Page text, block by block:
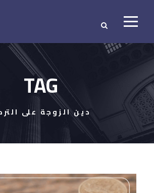
TAG
دين الزوجة على